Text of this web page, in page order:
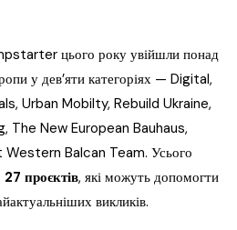
цього року увійшли понад
у дев’яти категоріях — Digital,
Urban Mobilty, Rebuild Ukraine,
The New European Bauhaus,
Balcan Team. Усього
27 проєктів, які можуть допомогти
викликів.